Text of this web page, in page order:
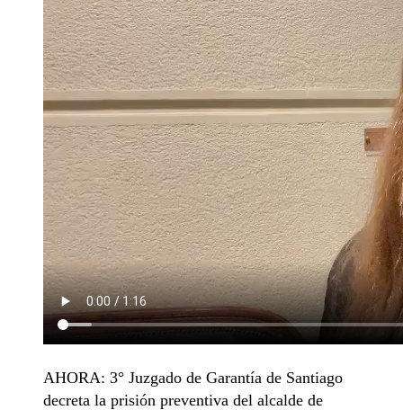
AHORA: 3° Juzgado de Garantía de Santiago
decreta la prisión preventiva del alcalde de